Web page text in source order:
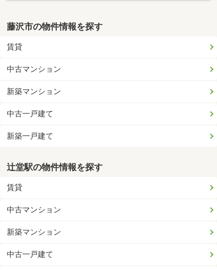
藤沢市の物件情報を探す
賃貸
中古マンション
新築マンション
中古一戸建て
新築一戸建て
辻堂駅の物件情報を探す
賃貸
中古マンション
新築マンション
中古一戸建て